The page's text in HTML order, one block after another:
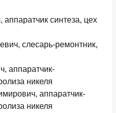
синтеза, цех
слесарь-ремонтник,
аппаратчик-
никеля
аппаратчик-
никеля